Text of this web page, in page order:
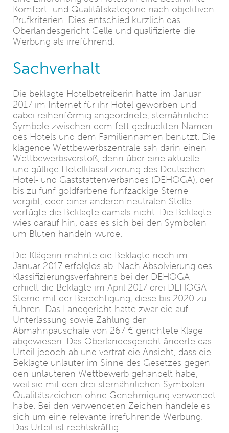
Komfort- und Qualitätskategorie nach objektiven
Prüfkriterien. Dies entschied kürzlich das
Oberlandesgericht Celle und qualifizierte die
Werbung als irreführend.
Sachverhalt
Die beklagte Hotelbetreiberin hatte im Januar
2017 im Internet für ihr Hotel geworben und
dabei reihenförmig angeordnete, sternähnliche
Symbole zwischen dem fett gedruckten Namen
des Hotels und dem Familiennamen benutzt. Die
klagende Wettbewerbszentrale sah darin einen
Wettbewerbsverstoß, denn über eine aktuelle
und gültige Hotelklassifizierung des Deutschen
Hotel- und Gaststättenverbandes (DEHOGA), der
bis zu fünf goldfarbene fünfzackige Sterne
vergibt, oder einer anderen neutralen Stelle
verfügte die Beklagte damals nicht. Die Beklagte
wies darauf hin, dass es sich bei den Symbolen
um Blüten handeln würde.
Die Klägerin mahnte die Beklagte noch im
Januar 2017 erfolglos ab. Nach Absolvierung des
Klassifizierungsverfahrens bei der DEHOGA
erhielt die Beklagte im April 2017 drei DEHOGA-
Sterne mit der Berechtigung, diese bis 2020 zu
führen. Das Landgericht hatte zwar die auf
Unterlassung sowie Zahlung der
Abmahnpauschale von 267 € gerichtete Klage
abgewiesen. Das Oberlandesgericht änderte das
Urteil jedoch ab und vertrat die Ansicht, dass die
Beklagte unlauter im Sinne des Gesetzes gegen
den unlauteren Wettbewerb gehandelt habe,
weil sie mit den drei sternähnlichen Symbolen
Qualitätszeichen ohne Genehmigung verwendet
habe. Bei den verwendeten Zeichen handele es
sich um eine relevante irreführende Werbung.
Das Urteil ist rechtskräftig.